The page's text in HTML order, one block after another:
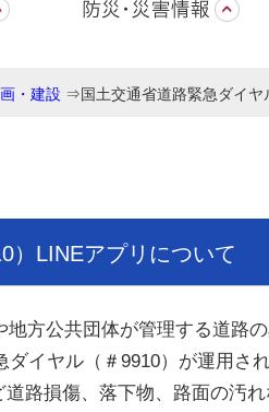
・建設 ⇒国土交通省道路緊急ダイ
）LINEアプリについて
方公共団体が管理する道路
イヤル（＃9910）が運用され
路損傷、落下物、路面の汚